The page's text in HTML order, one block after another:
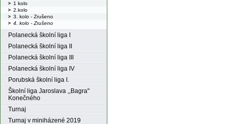
1 kolo
2.kolo
3. kolo - Zrušeno
4. kolo - Zrušeno
Polanecká školní liga I
Polanecká školní liga II
Polanecká školní liga III
Polanecká školní liga IV
Porubská školní liga I.
Školní liga Jaroslava ,,Bagra"
Konečného
Turnaj
Turnaj v miniházené 2019